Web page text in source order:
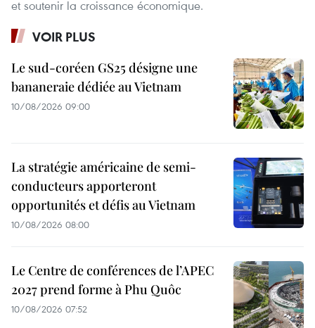
et soutenir la croissance économique.
VOIR PLUS
Le sud-coréen GS25 désigne une
bananeraie dédiée au Vietnam
10/08/2026 09:00
La stratégie américaine de semi-
conducteurs apporteront
opportunités et défis au Vietnam
10/08/2026 08:00
Le Centre de conférences de l’APEC
2027 prend forme à Phu Quôc
10/08/2026 07:52